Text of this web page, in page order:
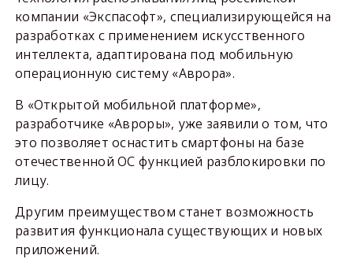
компании «Экспасофт», специализирующейся на
разработках с применением искусственного
интеллекта, адаптирована под мобильную
операционную систему «Аврора».
В «Открытой мобильной платформе»,
разработчике «Авроры», уже заявили о том, что
это позволяет оснастить смартфоны на базе
отечественной ОС функцией разблокировки по
лицу.
Другим преимуществом станет возможность
развития функционала существующих и новых
приложений.